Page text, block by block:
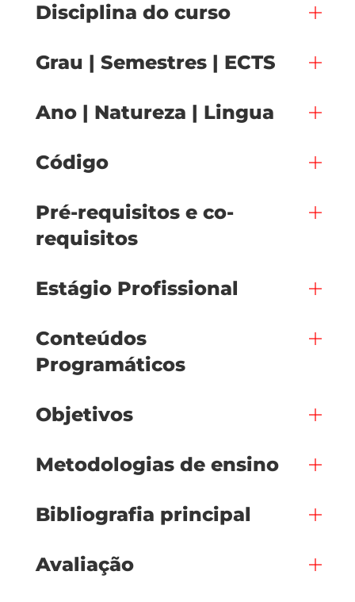
Disciplina do curso
Grau | Semestres | ECTS
Ano | Natureza | Lingua
Código
Pré-requisitos e co-
requisitos
Estágio Profissional
Conteúdos
Programáticos
Objetivos
Metodologias de ensino
Bibliografia principal
Avaliação